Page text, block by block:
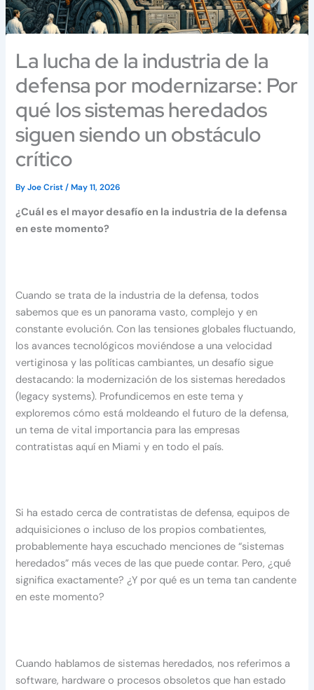
La lucha de la industria de la
defensa por modernizarse: Por
qué los sistemas heredados
siguen siendo un obstáculo
crítico
ByJoe Crist/May 11, 2026
¿Cuál es el mayor desafío en la industria de la defensa
en este momento?
Cuando se trata de la industria de la defensa, todos
sabemos que es un panorama vasto, complejo y en
constante evolución. Con las tensiones globales fluctuando,
los avances tecnológicos moviéndose a una velocidad
vertiginosa y las políticas cambiantes, un desafío sigue
destacando: la modernización de los sistemas heredados
(legacy systems). Profundicemos en este tema y
exploremos cómo está moldeando el futuro de la defensa,
un tema de vital importancia para las empresas
contratistas aquí en Miami y en todo el país.
Si ha estado cerca de contratistas de defensa, equipos de
adquisiciones o incluso de los propios combatientes,
probablemente haya escuchado menciones de “sistemas
heredados” más veces de las que puede contar. Pero, ¿qué
significa exactamente? ¿Y por qué es un tema tan candente
en este momento?
Cuando hablamos de sistemas heredados, nos referimos a
software, hardware o procesos obsoletos que han estado